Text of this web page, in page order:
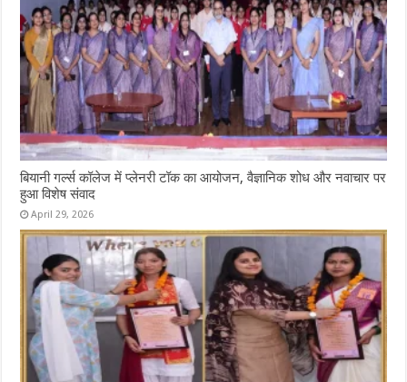
बियानी गर्ल्स कॉलेज में प्लेनरी टॉक का आयोजन, वैज्ञानिक शोध और नवाचार पर
हुआ विशेष संवाद
April 29, 2026